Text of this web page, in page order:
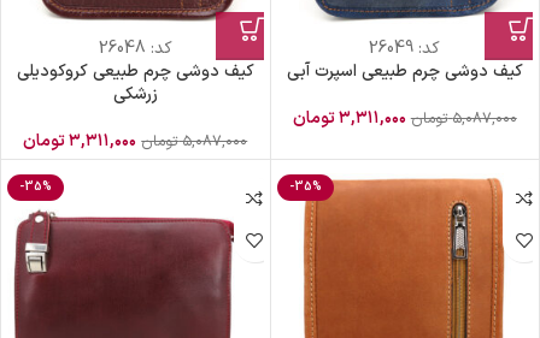
کد: 26049
کیف دوشی چرم طبیعی اسپرت آبی
۵,۰۸۷,۰۰۰ تومان ۳,۳۱۱,۰۰۰تومان
کد: 26048
کیف دوشی چرم طبیعی کروکودیلی
زرشکی
۵,۰۸۷,۰۰۰ تومان ۳,۳۱۱,۰۰۰تومان
-35%
-35%